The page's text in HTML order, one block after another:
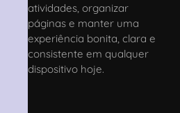
atividades, organizar
páginas e manter uma
experiência bonita, clara e
consistente em qualquer
dispositivo hoje.